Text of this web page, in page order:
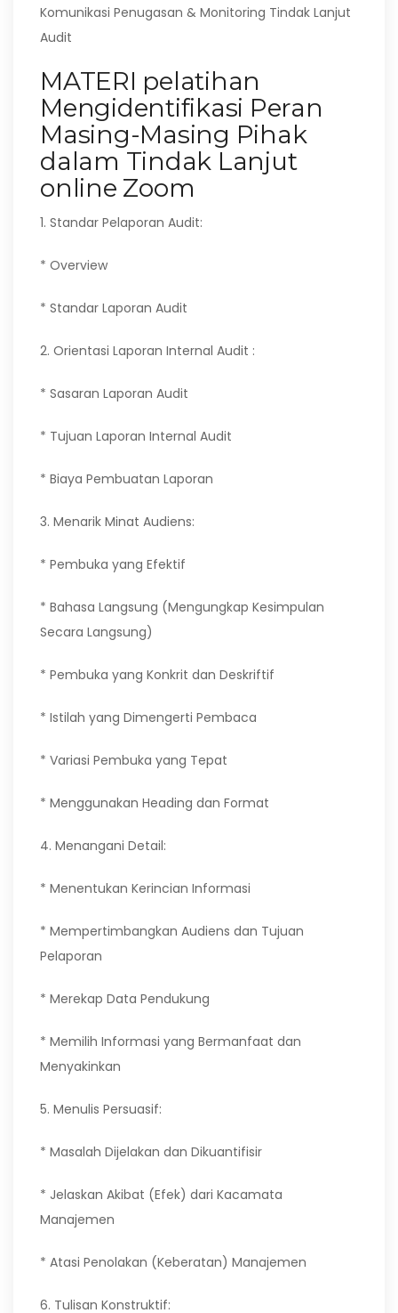
Komunikasi Penugasan & Monitoring Tindak Lanjut
Audit
MATERI pelatihan
Mengidentifikasi Peran
Masing-Masing Pihak
dalam Tindak Lanjut
online Zoom
1. Standar Pelaporan Audit:
* Overview
* Standar Laporan Audit
2. Orientasi Laporan Internal Audit :
* Sasaran Laporan Audit
* Tujuan Laporan Internal Audit
* Biaya Pembuatan Laporan
3. Menarik Minat Audiens:
* Pembuka yang Efektif
* Bahasa Langsung (Mengungkap Kesimpulan
Secara Langsung)
* Pembuka yang Konkrit dan Deskriftif
* Istilah yang Dimengerti Pembaca
* Variasi Pembuka yang Tepat
* Menggunakan Heading dan Format
4. Menangani Detail:
* Menentukan Kerincian Informasi
* Mempertimbangkan Audiens dan Tujuan
Pelaporan
* Merekap Data Pendukung
* Memilih Informasi yang Bermanfaat dan
Menyakinkan
5. Menulis Persuasif:
* Masalah Dijelakan dan Dikuantifisir
* Jelaskan Akibat (Efek) dari Kacamata
Manajemen
* Atasi Penolakan (Keberatan) Manajemen
6. Tulisan Konstruktif: